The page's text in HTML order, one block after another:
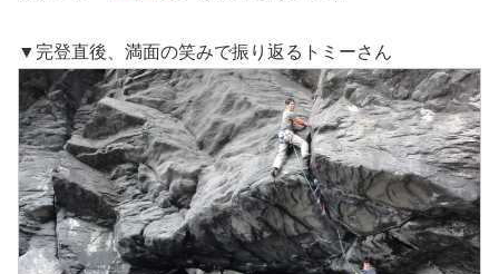
▼完登直後、満面の笑みで振り返るトミーさん